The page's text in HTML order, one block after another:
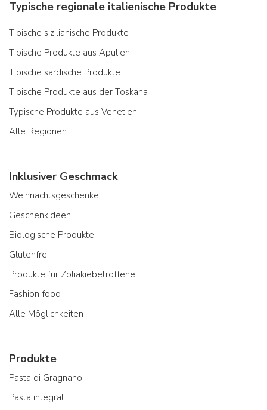
Typische regionale italienische Produkte
Tipische sizilianische Produkte
Tipische Produkte aus Apulien
Tipische sardische Produkte
Tipische Produkte aus der Toskana
Typische Produkte aus Venetien
Alle Regionen
Inklusiver Geschmack
Weihnachtsgeschenke
Geschenkideen
Biologische Produkte
Glutenfrei
Produkte für Zöliakiebetroffene
Fashion food
Alle Möglichkeiten
Produkte
Pasta di Gragnano
Pasta integral